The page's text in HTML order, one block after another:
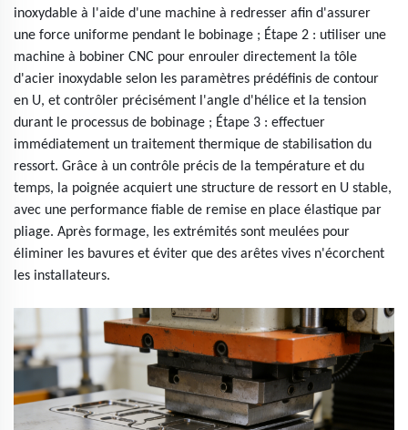
inoxydable à l'aide d'une machine à redresser afin d'assurer
une force uniforme pendant le bobinage ; Étape 2 : utiliser une
machine à bobiner CNC pour enrouler directement la tôle
d'acier inoxydable selon les paramètres prédéfinis de contour
en U, et contrôler précisément l'angle d'hélice et la tension
durant le processus de bobinage ; Étape 3 : effectuer
immédiatement un traitement thermique de stabilisation du
ressort. Grâce à un contrôle précis de la température et du
temps, la poignée acquiert une structure de ressort en U stable,
avec une performance fiable de remise en place élastique par
pliage. Après formage, les extrémités sont meulées pour
éliminer les bavures et éviter que des arêtes vives n'écorchent
les installateurs.